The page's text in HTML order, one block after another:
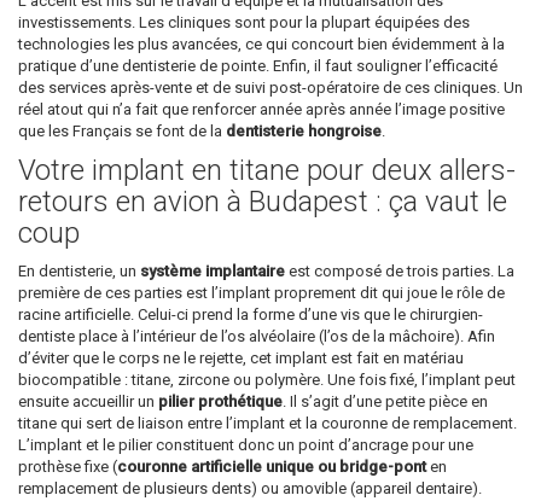
investissements. Les cliniques sont pour la plupart équipées des
technologies les plus avancées, ce qui concourt bien évidemment à la
pratique d’une dentisterie de pointe. Enfin, il faut souligner l’efficacité
des services après-vente et de suivi post-opératoire de ces cliniques. Un
réel atout qui n’a fait que renforcer année après année l’image positive
que les Français se font de la dentisterie hongroise.
Votre implant en titane pour deux allers-
retours en avion à Budapest : ça vaut le
coup
En dentisterie, un système implantaire est composé de trois parties. La
première de ces parties est l’implant proprement dit qui joue le rôle de
racine artificielle. Celui-ci prend la forme d’une vis que le chirurgien-
dentiste place à l’intérieur de l’os alvéolaire (l’os de la mâchoire). Afin
d’éviter que le corps ne le rejette, cet implant est fait en matériau
biocompatible : titane, zircone ou polymère. Une fois fixé, l’implant peut
ensuite accueillir un pilier prothétique. Il s’agit d’une petite pièce en
titane qui sert de liaison entre l’implant et la couronne de remplacement.
L’implant et le pilier constituent donc un point d’ancrage pour une
prothèse fixe (couronne artificielle unique ou bridge-ponten
remplacement de plusieurs dents) ou amovible (appareil dentaire).